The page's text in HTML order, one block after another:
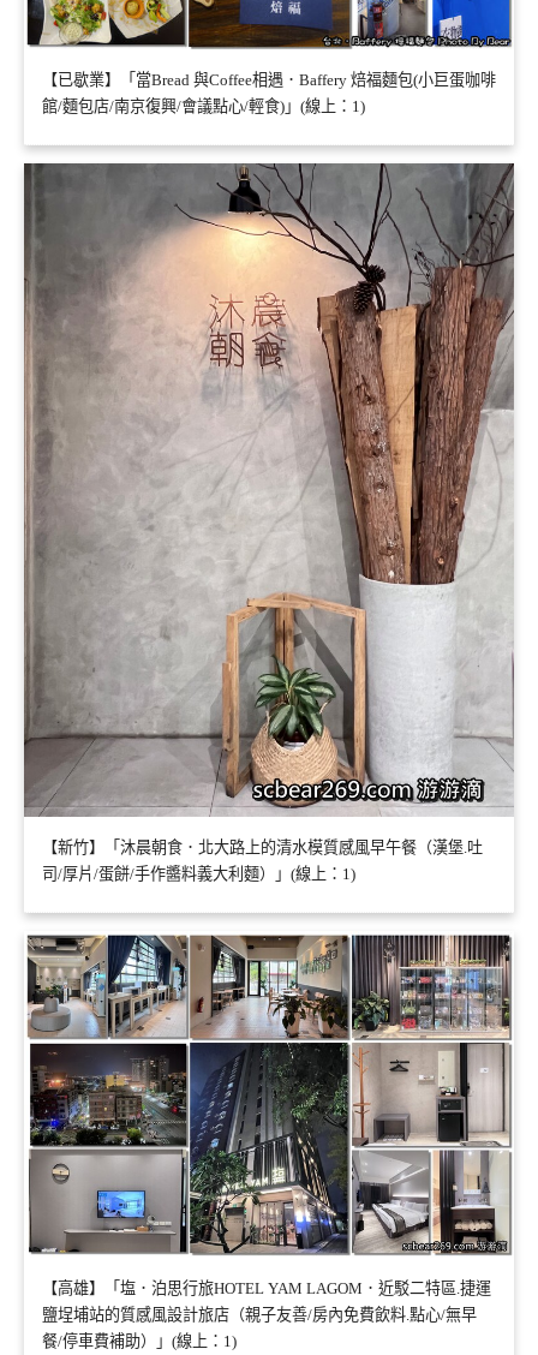
【已歇業】「當Bread 與Coffee相遇．Baffery 焙福麵包(小巨蛋咖啡
館/麵包店/南京復興/會議點心/輕食)」(線上：1)
【新竹】「沐晨朝食．北大路上的清水模質感風早午餐（漢堡.吐
司/厚片/蛋餅/手作醬料義大利麵）」(線上：1)
【高雄】「塩．泊思行旅HOTEL YAM LAGOM．近駁二特區.捷運
鹽埕埔站的質感風設計旅店（親子友善/房內免費飲料.點心/無早
餐/停車費補助）」(線上：1)